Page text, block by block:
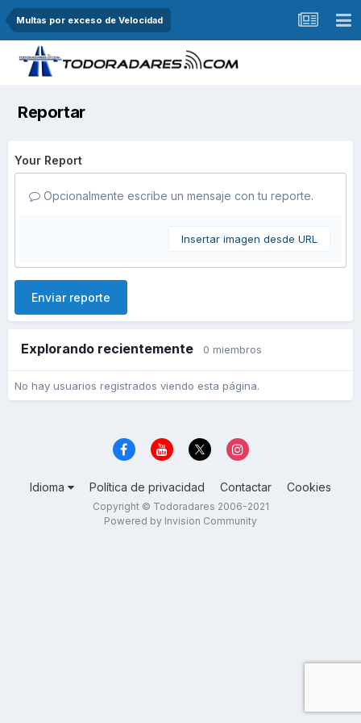
Multas por exceso de Velocidad
Reportar
Your Report
Opcionalmente escribe un mensaje con tu reporte.
Insertar imagen desde URL
Enviar reporte
Explorando recientemente 0 miembros
No hay usuarios registrados viendo esta página.
Idioma Política de privacidad Contactar Cookies
Copyright © Todoradares 2006-2021
Powered by Invision Community